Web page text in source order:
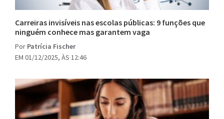
Carreiras invisíveis nas escolas públicas: 9 funções que
ninguém conhece mas garantem vaga
Por Patrícia Fischer
EM 01/12/2025, ÀS 12:46